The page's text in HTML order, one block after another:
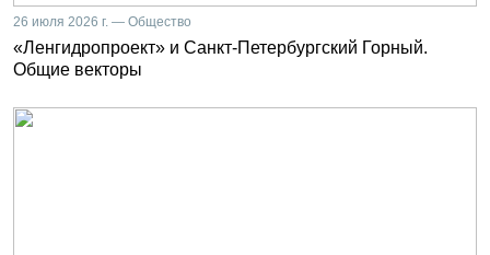
26 июля 2026 г. — Общество
«Ленгидропроект» и Санкт-Петербургский Горный.
Общие векторы